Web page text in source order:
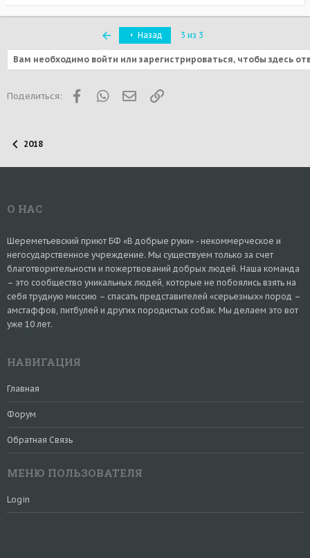
a
i
o
n
ПервыйНазад 3 из 3
Вам необходимо войти или зарегистрироваться, чтобы здесь
Поделиться: FacebookWhatsAppЭлектронная почта
Ссылка
2018
О НАС
Шереметьевский приют БФ «В добрые руки» - некоммерческое и
негосударственное учреждение. Мы существуем только за счет
благотворительности и пожертвований добрых людей. Наша команда
– это сообщество уникальных людей, которые не побоялись взять на
себя трудную миссию – спасать представителей «серьезных» пород –
амстаффов, питбулей и других породистых собак. Мы делаем это вот
уже 10 лет.
НАВИГАЦИЯ
Главная
Форум
Обратная Связь
МЕНЮ ПОЛЬЗОВАТЕЛЯ
Login